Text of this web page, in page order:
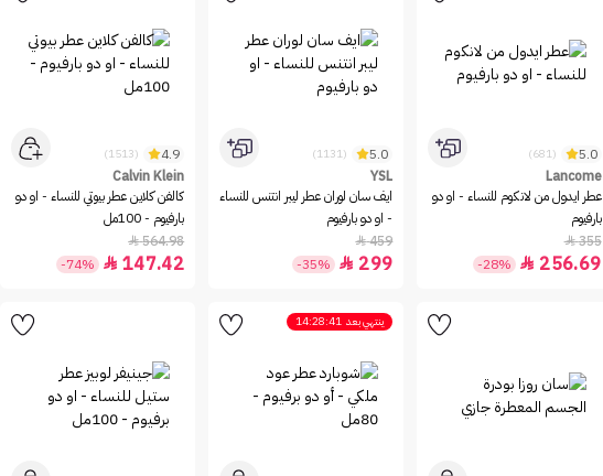
5.0
(681)
Lancome
عطر ايدول من لانكوم للنساء - او دو
بارفيوم
355

256.69

-28%
5.0
(1131)
YSL
ايف سان لوران عطر ليبر انتنس للنساء
- او دو بارفيوم
459

299

-35%
4.9
(1513)
Calvin Klein
كالفن كلاين عطر بيوتي للنساء - او دو
بارفيوم - 100مل
564.98

147.42

-74%
ينتهي بعد 14:28:41